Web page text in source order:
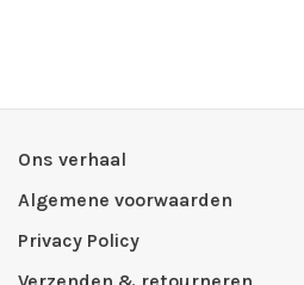
Ons verhaal
Algemene voorwaarden
Privacy Policy